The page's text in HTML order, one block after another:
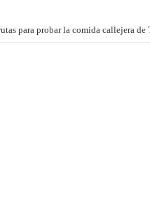
para probar la comida callejera de